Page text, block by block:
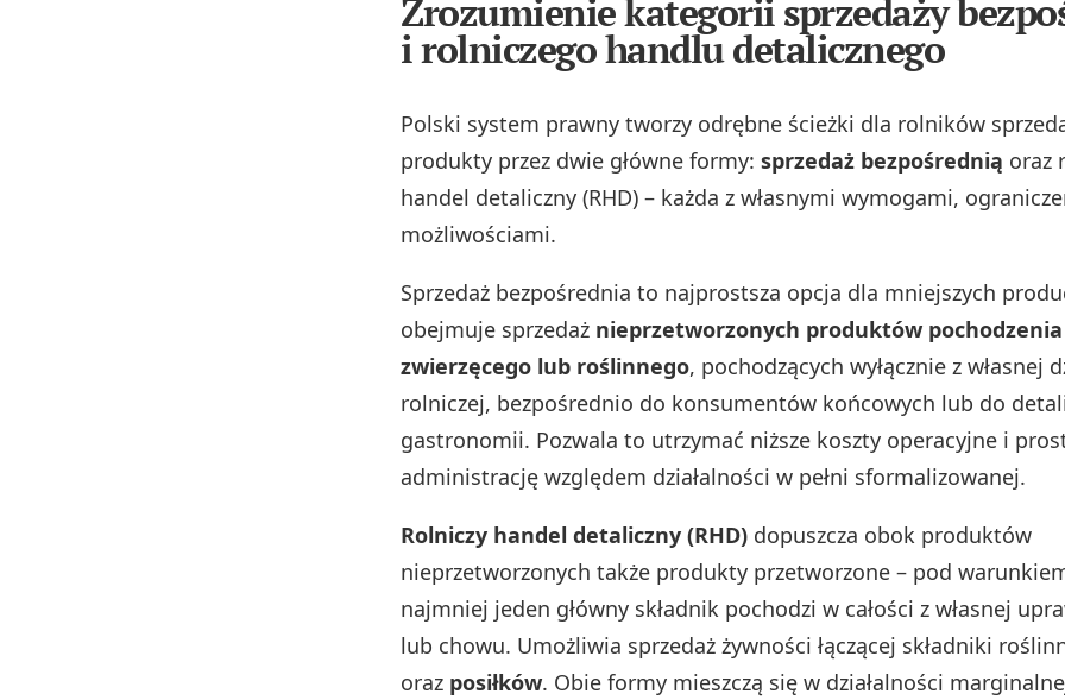
Zrozumienie kategorii sprzedaży
i rolniczego handlu detalicznego
Polski system prawny tworzy odrębne ścieżki dla rolników
produkty przez dwie główne formy: sprzedaż bezpośrednią oraz
handel detaliczny (RHD) – każda z własnymi wymogami,
możliwościami.
Sprzedaż bezpośrednia to najprostsza opcja dla mniejszych
obejmuje sprzedaż nieprzetworzonych produktów pochodzenia
zwierzęcego lub roślinnego, pochodzących wyłącznie z własnej
rolniczej, bezpośrednio do konsumentów końcowych lub do
gastronomii. Pozwala to utrzymać niższe koszty operacyjne i
administrację względem działalności w pełni sformalizowanej.
Rolniczy handel detaliczny (RHD) dopuszcza obok produktów
nieprzetworzonych także produkty przetworzone – pod
najmniej jeden główny składnik pochodzi w całości z własnej
lub chowu. Umożliwia sprzedaż żywności łączącej składniki
oraz posiłków. Obie formy mieszczą się w działalności